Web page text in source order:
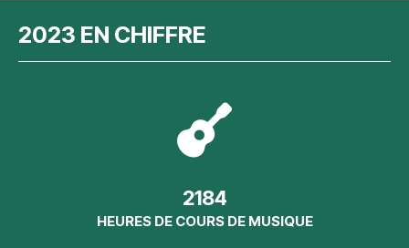
2023 EN CHIFFRE
2184
HEURES DE COURS DE MUSIQUE